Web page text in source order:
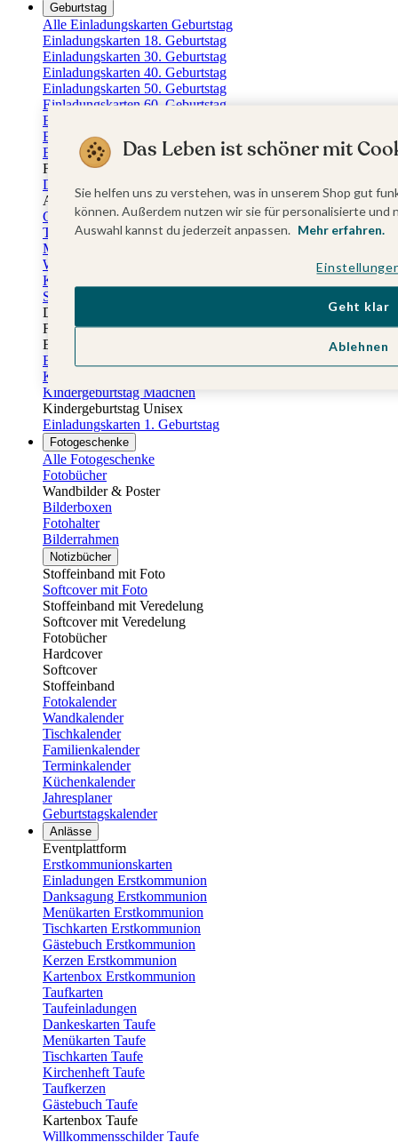
Geburtstag
Alle Einladungskarten Geburtstag
Einladungskarten 18. Geburtstag
Einladungskarten 30. Geburtstag
Einladungskarten 40. Geburtstag
Einladungskarten 50. Geburtstag
Einladungskarten 60. Geburtstag
Einladungskarten 70. Geburtstag
Einladungskarten 80. Geburtstag
Einladungskarten 90. Geburtstag
Für jedes Alter
Doppelgeburtstag Einladungen
Alle Geburtstagsextras
Gästebücher Geburtstag
Tischkarten Geburtstag
Menükarten Geburtstag
Weinetiketten Geburtstag
Kartenbox Geburtstag
Save the Date Karten
Dankeskarten Geburtstag
Fotobuch Geburtstag
Eventplattform
Einladungskarten Kindergeburtstag
Kindergeburtstag Jungen
Kindergeburtstag Mädchen
Kindergeburtstag Unisex
Einladungskarten 1. Geburtstag
Fotogeschenke
Alle Fotogeschenke
Fotobücher
Wandbilder & Poster
Bilderboxen
Fotohalter
Bilderrahmen
Notizbücher
Stoffeinband mit Foto
Softcover mit Foto
Stoffeinband mit Veredelung
Softcover mit Veredelung
Fotobücher
Hardcover
Softcover
Stoffeinband
Fotokalender
Wandkalender
Tischkalender
Familienkalender
Terminkalender
Küchenkalender
Jahresplaner
Geburtstagskalender
Anlässe
Eventplattform
Erstkommunionskarten
Einladungen Erstkommunion
Danksagung Erstkommunion
Menükarten Erstkommunion
Tischkarten Erstkommunion
Gästebuch Erstkommunion
Kerzen Erstkommunion
Kartenbox Erstkommunion
Taufkarten
Taufeinladungen
Dankeskarten Taufe
Menükarten Taufe
Tischkarten Taufe
Kirchenheft Taufe
Taufkerzen
Gästebuch Taufe
Kartenbox Taufe
Willkommensschilder Taufe
Das Leben ist schöner mit
Sie helfen uns zu verstehen, was in unserem Shop gut
können. Außerdem nutzen wir sie für personalisierte
Auswahl kannst du jederzeit anpassen. Mehr erfahren.
Ablehnen
Geht klar